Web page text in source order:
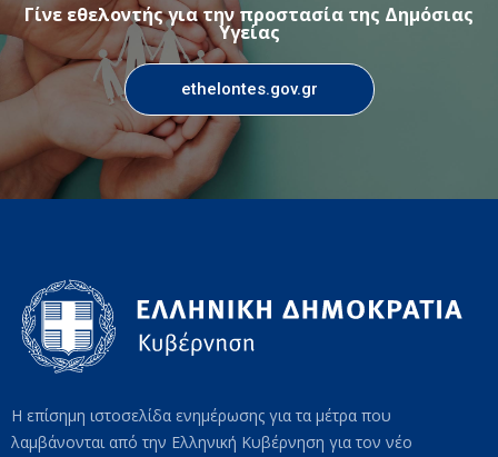
Γίνε εθελοντής για την προστασία της Δημόσιας
Υγείας
ethelontes.gov.gr
Η επίσημη ιστοσελίδα ενημέρωσης για τα μέτρα που
λαμβάνονται από την Ελληνική Κυβέρνηση για τον νέο